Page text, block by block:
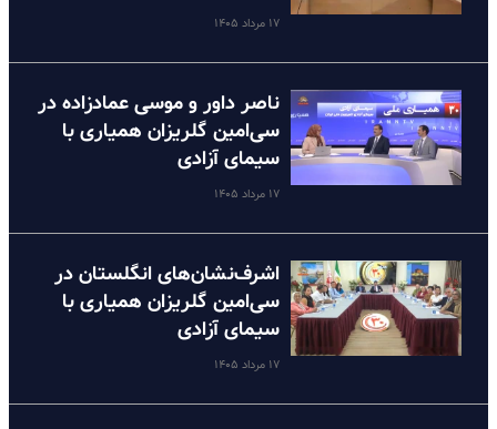
۱۷ مرداد ۱۴۰۵
ناصر داور و موسی عمادزاده در
سی‌امین گلریزان همیاری با
سیمای آزادی
۱۷ مرداد ۱۴۰۵
اشرف‌نشان‌های انگلستان در
سی‌امین گلریزان همیاری با
سیمای آزادی
۱۷ مرداد ۱۴۰۵